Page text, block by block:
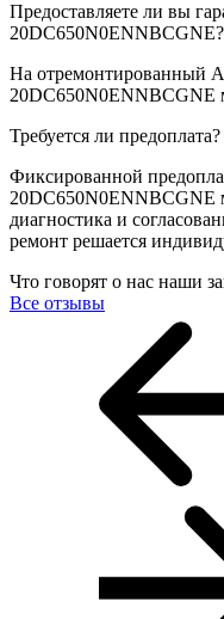
Предоставляете ли вы
20DC650N0ENNBCGNE?
На отремонтированный
20DC650N0ENNBCGNE
Требуется ли предоплата?
Фиксированной
20DC650N0ENNBCGNE
диагностика и
ремонт решается
Что говорят о нас наши
Все отзывы